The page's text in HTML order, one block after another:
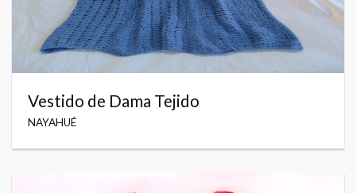
Vestido de Dama Tejido
NAYAHUÉ